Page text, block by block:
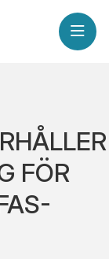
FÖR